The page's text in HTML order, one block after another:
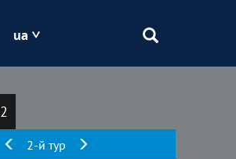
ua
2-й тур